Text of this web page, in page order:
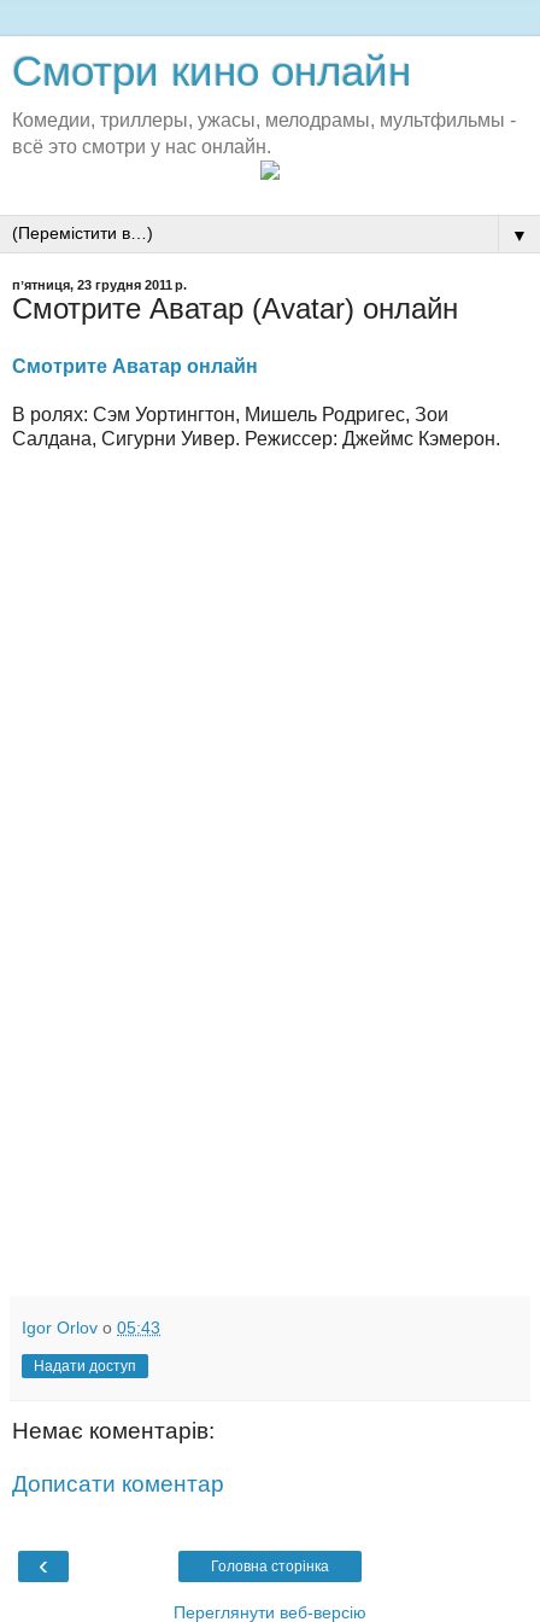
Смотри кино онлайн
Комедии, триллеры, ужасы, мелодрамы, мультфильмы -
всё это смотри у нас онлайн.
▼
пʼятниця, 23 грудня 2011 р.
Смотрите Аватар (Avatar) онлайн
Смотрите Аватар онлайн
В ролях: Сэм Уортингтон, Мишель Родригес, Зои
Салдана, Сигурни Уивер. Режиссер: Джеймс Кэмерон.
Igor Orlov о 05:43
Надати доступ
Немає коментарів:
Дописати коментар
‹ Головна сторінка
Переглянути веб-версію